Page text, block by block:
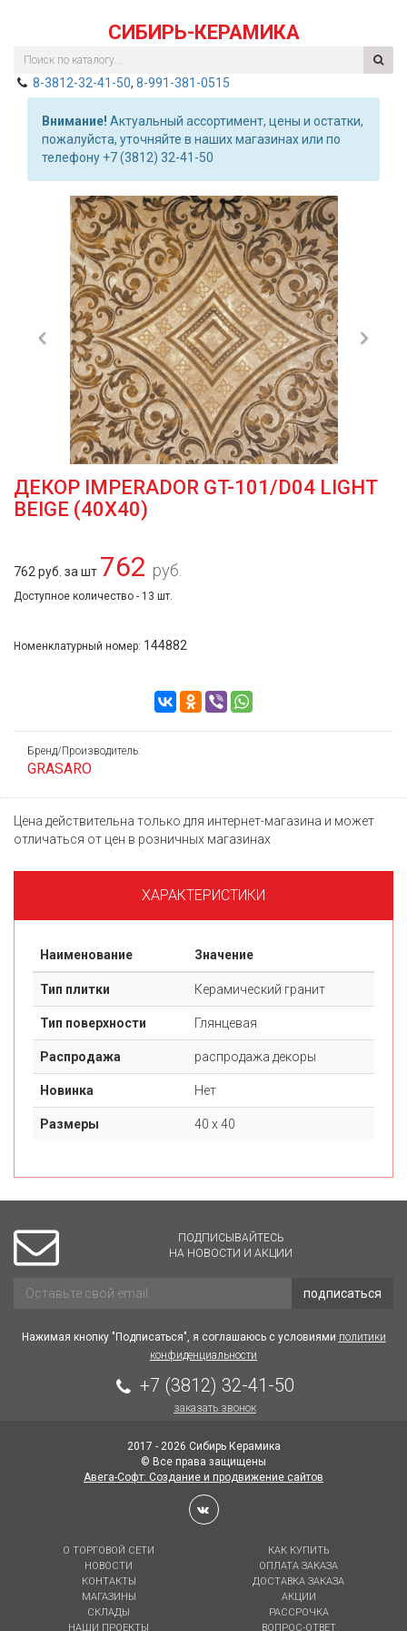
СИБИРЬ-КЕРАМИКА
8-3812-32-41-50, 8-991-381-0515
Внимание! Актуальный ассортимент, цены и остатки,
пожалуйста, уточняйте в наших магазинах или по
телефону +7 (3812) 32-41-50
Previous
ДЕКОР IMPERADOR GT-101/D04 LIGHT
BEIGE (40Х40)
762 руб. за шт 762 руб.
Доступное количество - 13 шт.
Номенклатурный номер: 144882
Бренд/Производитель:
GRASARO
Цена действительна только для интернет-магазина и может
отличаться от цен в розничных магазинах
ХАРАКТЕРИСТИКИ
Наименование Значение
Тип плитки Керамический гранит
Тип поверхности Глянцевая
Распродажа распродажа декоры
Новинка Нет
Размеры 40 х 40
ПОДПИСЫВАЙТЕСЬ
НА НОВОСТИ И АКЦИИ
подписаться
Нажимая кнопку "Подписаться", я соглашаюсь с условиями политики
конфиденциальности
+7 (3812) 32-41-50
заказать звонок
2017 - 2026 Сибирь Керамика
© Все права защищены
Авега-Софт: Создание и продвижение сайтов
О ТОРГОВОЙ СЕТИ
НОВОСТИ
КОНТАКТЫ
МАГАЗИНЫ
СКЛАДЫ
НАШИ ПРОЕКТЫ
КАК КУПИТЬ
ОПЛАТА ЗАКАЗА
ДОСТАВКА ЗАКАЗА
АКЦИИ
РАССРОЧКА
ВОПРОС-ОТВЕТ